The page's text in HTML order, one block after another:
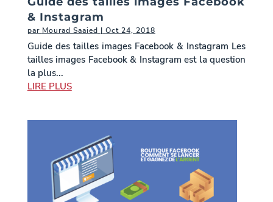
& Instagram
par Mourad Saaied | Oct 24, 2018
Guide des tailles images Facebook & Instagram Les
tailles images Facebook & Instagram est la question
la plus...
LIRE PLUS